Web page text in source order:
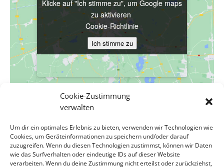
Cookie-Zustimmung
verwalten
Um dir ein optimales Erlebnis zu bieten, verwenden wir Technologien wie
Cookies, um Geräteinformationen zu speichern und/oder darauf
zuzugreifen. Wenn du diesen Technologien zustimmst, können wir Daten
wie das Surfverhalten oder eindeutige IDs auf dieser Website
verarbeiten. Wenn du deine Zustimmung nicht erteilst oder zurückziehst,
VERANSTALTUNGSORT
Evang. Pfarrgemeinde A.B. Wien-Hetzendorf
Biedermanngasse 11-13
Wien, Wien 1120 Österreich Google Karte anzeigen
Klicke auf "Ich stimme zu", um Google maps
zu aktivieren
Cookie-Richtlinie
Ich stimme zu
Klicke auf "Ich stimme zu", um Google maps
zu aktivieren
Cookie-Richtlinie
Ich stimme zu